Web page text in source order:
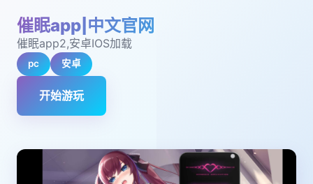
催眠app|中文官网
催眠app2,安卓IOS加载
pc 安卓
开始游玩